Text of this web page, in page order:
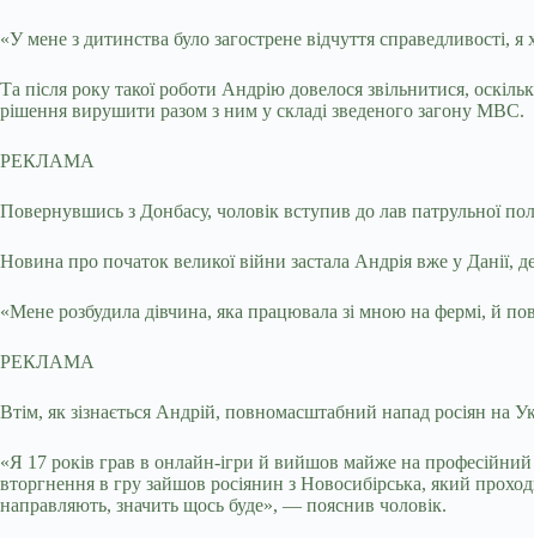
«У мене з дитинства було загострене відчуття
Та після року такої роботи Андрію довелося звільнитися,
рішення вирушити разом з ним у складі зведеного загону МВС.
РЕКЛАМА
Повернувшись з Донбасу, чоловік вступив до лав патрульної
Новина про початок великої війни застала Андрія вже у Данії,
«Мене розбудила дівчина, яка працювала зі мною на фермі, й
РЕКЛАМА
Втім, як зізнається Андрій, повномасштабний напад росіян на
«Я 17 років грав в онлайн-ігри й вийшов майже на професійний
вторгнення в гру зайшов росіянин з Новосибірська, який
направляють, значить щось буде», — пояснив чоловік.